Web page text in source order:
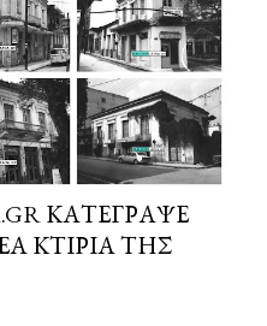
ΚΑΤΈΓΡΑΨΕ
ΚΤΊΡΙΑ ΤΗΣ